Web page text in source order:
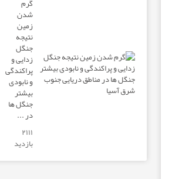
گرم
شدن
زمین
نتیجه
جنگل
زدایی و
پراکندگی
و نابودی
بیشتر
جنگل ها
در ...
۲۱۱۱
بازدید